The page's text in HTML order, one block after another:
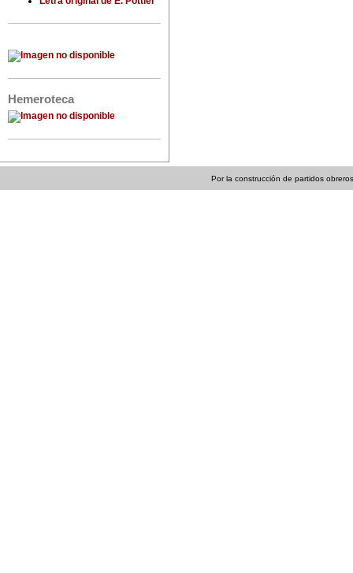
Hemeroteca
Por la construcción de partidos